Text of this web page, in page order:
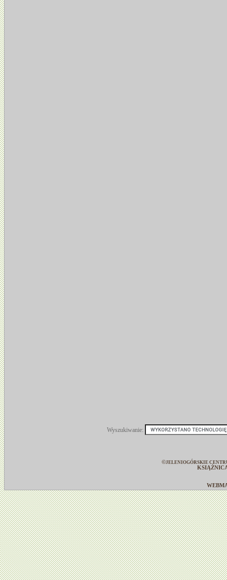
Wyszukiwanie:
©JELENIOGÓRSKIE